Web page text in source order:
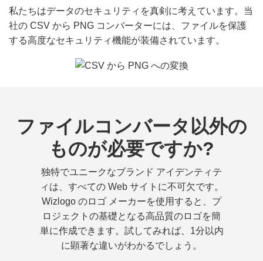
私たちはデータのセキュリティを真剣に考えています。当
社の CSV から PNG コンバーターには、ファイルを保護
する高度なセキュリティ機能が装備されています。
ファイルコンバータ以外の
ものが必要ですか?
独特でユニークなブランド アイデンティテ
ィは、すべての Web サイトに不可欠です。
Wizlogo のロゴ メーカーを使用すると、プ
ロジェクトの基礎となる高品質のロゴを簡
単に作成できます。試してみれば、1分以内
に顕著な違いがわかるでしょう。